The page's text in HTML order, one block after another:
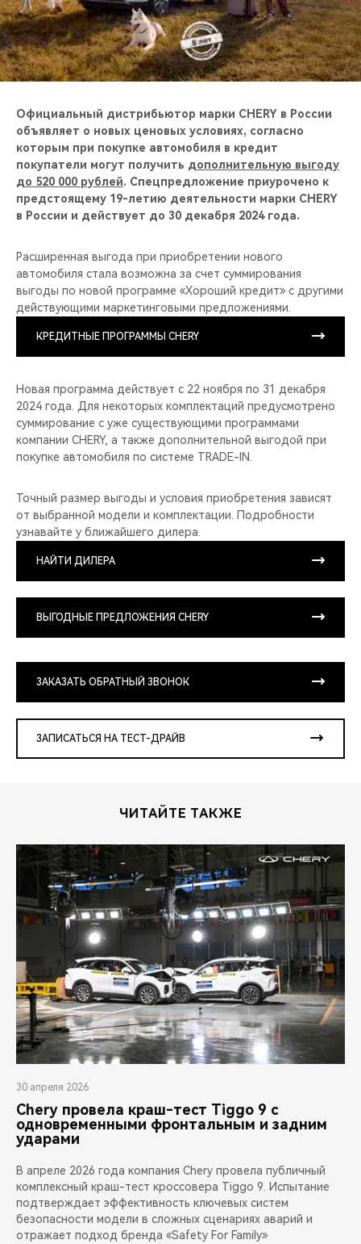
CHERY И СПОРТ
НАШИ МЕРОПРИЯТИЯ
ВИДЕООБЗОРЫ
CHERY ДЛЯ ДЕТЕЙ
Официальный дистрибьютор марки CHERY в России
объявляет о новых ценовых условиях, согласно
которым при покупке автомобиля в кредит
покупатели могут получить дополнительную выгоду
до 520 000 рублей. Спецпредложение приурочено к
предстоящему 19-летию деятельности марки CHERY
в России и действует до 30 декабря 2024 года.
Расширенная выгода при приобретении нового
автомобиля стала возможна за счет суммирования
выгоды по новой программе «Хороший кредит» c другими
действующими маркетинговыми предложениями.
КРЕДИТНЫЕ ПРОГРАММЫ CHERY
Новая программа действует с 22 ноября по 31 декабря
2024 года. Для некоторых комплектаций предусмотрено
суммирование с уже существующими программами
компании CHERY, а также дополнительной выгодой при
покупке автомобиля по системе TRADE-IN.
Точный размер выгоды и условия приобретения зависят
от выбранной модели и комплектации. Подробности
узнавайте у ближайшего дилера.
НАЙТИ ДИЛЕРА
ВЫГОДНЫЕ ПРЕДЛОЖЕНИЯ CHERY
ЗАКАЗАТЬ ОБРАТНЫЙ ЗВОНОК
ЗАПИСАТЬСЯ НА ТЕСТ-ДРАЙВ
ЧИТАЙТЕ ТАКЖЕ
30 апреля 2026
Chery провела краш-тест Tiggo 9 с
одновременными фронтальным и задним
ударами
В апреле 2026 года компания Chery провела публичный
комплексный краш-тест кроссовера Tiggo 9. Испытание
подтверждает эффективность ключевых систем
безопасности модели в сложных сценариях аварий и
отражает подход бренда «Safety For Family»